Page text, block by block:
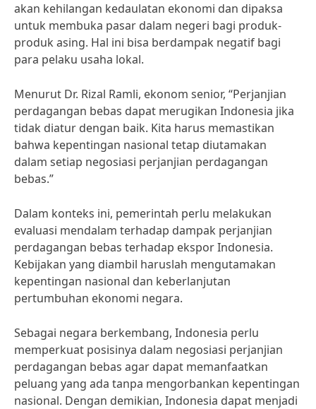
akan kehilangan kedaulatan ekonomi dan dipaksa
untuk membuka pasar dalam negeri bagi produk-
produk asing. Hal ini bisa berdampak negatif bagi
para pelaku usaha lokal.
Menurut Dr. Rizal Ramli, ekonom senior, “Perjanjian
perdagangan bebas dapat merugikan Indonesia jika
tidak diatur dengan baik. Kita harus memastikan
bahwa kepentingan nasional tetap diutamakan
dalam setiap negosiasi perjanjian perdagangan
bebas.”
Dalam konteks ini, pemerintah perlu melakukan
evaluasi mendalam terhadap dampak perjanjian
perdagangan bebas terhadap ekspor Indonesia.
Kebijakan yang diambil haruslah mengutamakan
kepentingan nasional dan keberlanjutan
pertumbuhan ekonomi negara.
Sebagai negara berkembang, Indonesia perlu
memperkuat posisinya dalam negosiasi perjanjian
perdagangan bebas agar dapat memanfaatkan
peluang yang ada tanpa mengorbankan kepentingan
nasional. Dengan demikian, Indonesia dapat menjadi